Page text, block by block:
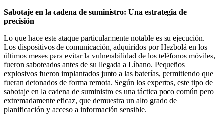
Sabotaje en la cadena de suministro: Una estrategia de
precisión
Lo que hace este ataque particularmente notable es su ejecución.
Los dispositivos de comunicación, adquiridos por Hezbolá en los
últimos meses para evitar la vulnerabilidad de los teléfonos móviles,
fueron saboteados antes de su llegada a Líbano. Pequeños
explosivos fueron implantados junto a las baterías, permitiendo que
fueran detonados de forma remota. Según los expertos, este tipo de
sabotaje en la cadena de suministro es una táctica poco común pero
extremadamente eficaz, que demuestra un alto grado de
planificación y acceso a información sensible.